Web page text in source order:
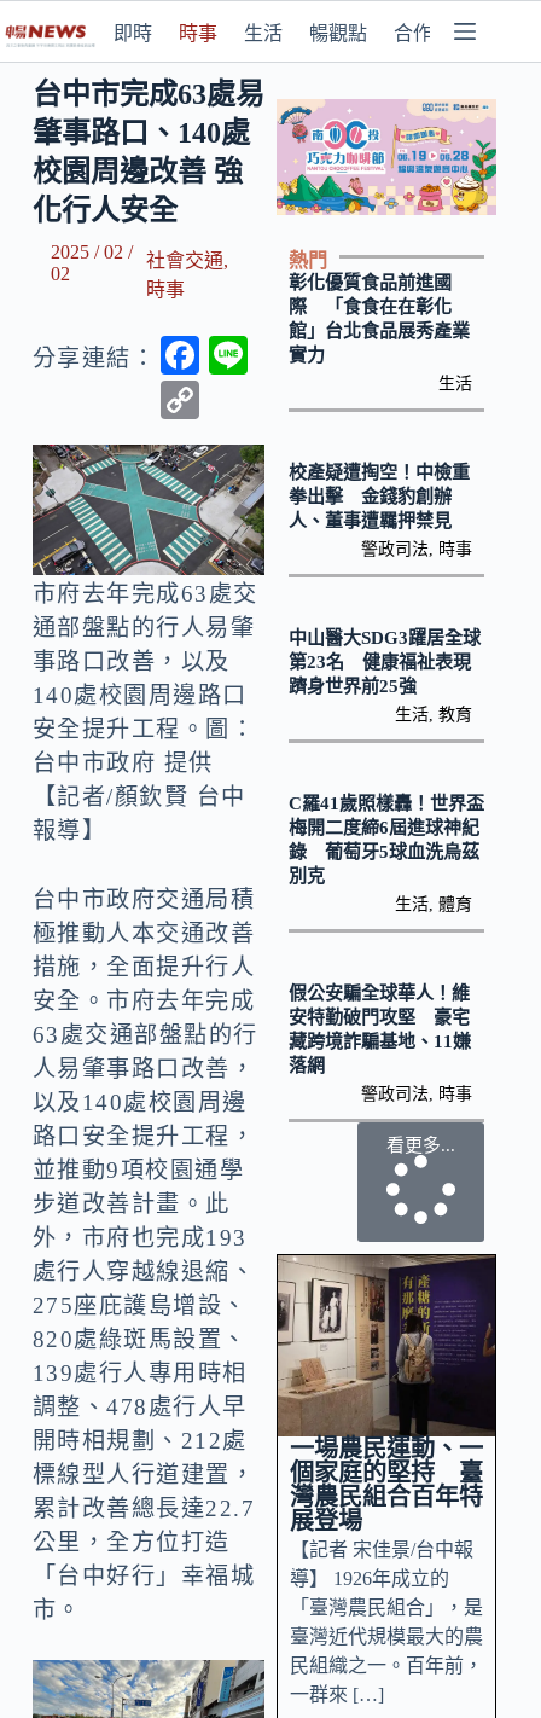
即時 時事 生活 暢觀點 合作媒體
台中市完成63處易
肇事路口、140處
校園周邊改善 強
化行人安全
2025 / 02 /
02
社會交通,
時事
分享連結：
F
b
o
o
k
o
p
y
Li
n
k
市府去年完成63處交
通部盤點的行人易肇
事路口改善，以及
140處校園周邊路口
安全提升工程。圖：
台中市政府 提供
【記者/顏欽賢 台中
報導】
台中市政府交通局積
極推動人本交通改善
措施，全面提升行人
安全。市府去年完成
63處交通部盤點的行
人易肇事路口改善，
以及140處校園周邊
路口安全提升工程，
並推動9項校園通學
步道改善計畫。此
外，市府也完成193
處行人穿越線退縮、
275座庇護島增設、
820處綠斑馬設置、
139處行人專用時相
調整、478處行人早
開時相規劃、212處
標線型人行道建置，
累計改善總長達22.7
公里，全方位打造
「台中好行」幸福城
市。
熱門
彰化優質食品前進國
際 「食食在在彰化
館」台北食品展秀產業
實力
生活
校產疑遭掏空！中檢重
拳出擊 金錢豹創辦
人、董事遭羈押禁見
警政司法 時事
中山醫大SDG3躍居全球
第23名 健康福祉表現
躋身世界前25強
生活 ,教育
C羅41歲照樣轟！世界盃
梅開二度締6屆進球神紀
錄 葡萄牙5球血洗烏茲
別克
生活 ,體育
假公安騙全球華人！維
安特勤破門攻堅 豪宅
藏跨境詐騙基地、11嫌
落網
警政司法 時事
看更多...
一場農民運動、一
個家庭的堅持 臺
灣農民組合百年特
展登場
【記者 宋佳景/台中報
導】 1926年成立的
「臺灣農民組合」，是
臺灣近代規模最大的農
民組織之一。百年前，
一群來 […]